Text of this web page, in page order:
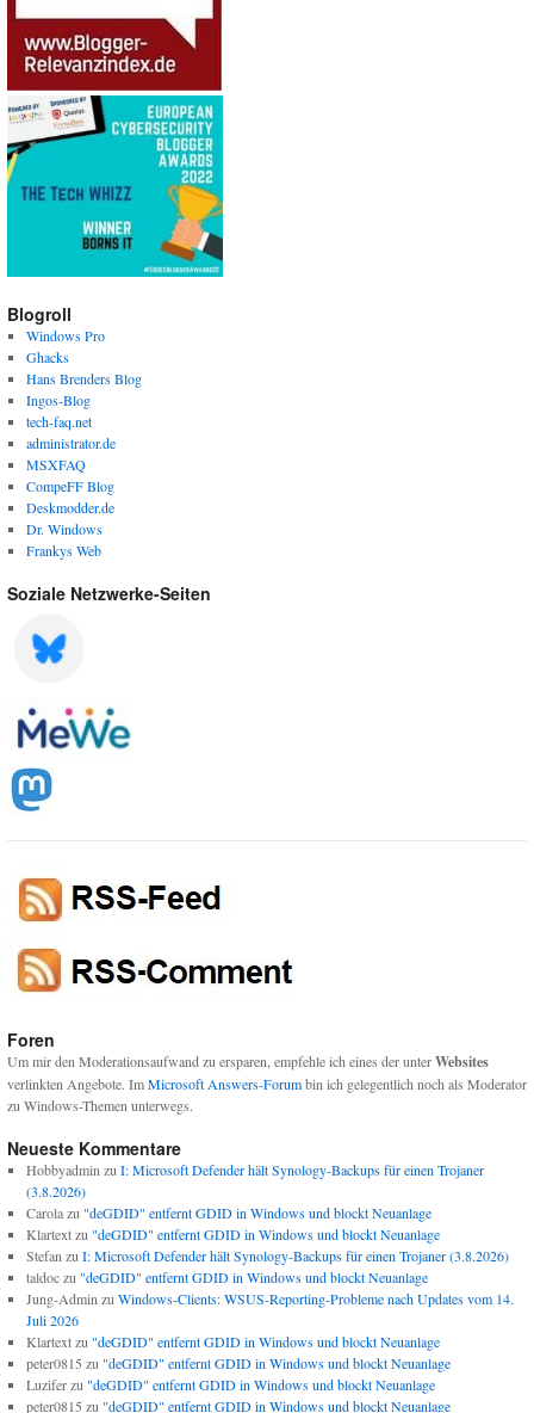
Blogroll
Windows Pro
Ghacks
Hans Brenders Blog
Ingos-Blog
tech-faq.net
administrator.de
MSXFAQ
CompeFF Blog
Deskmodder.de
Dr. Windows
Frankys Web
Soziale Netzwerke-Seiten
Foren
Um mir den Moderationsaufwand zu ersparen, empfehle ich eines der unterWebsites
verlinkten Angebote. ImMicrosoft Answers-Forumbin ich gelegentlich noch als Moderator
zu Windows-Themen unterwegs.
Neueste Kommentare
Hobbyadmin zu I: Microsoft Defender hält Synology-Backups für einen Trojaner
(3.8.2026)
Carolazu "deGDID" entfernt GDID in Windows und blockt Neuanlage
Klartextzu "deGDID" entfernt GDID in Windows und blockt Neuanlage
Stefan zu I: Microsoft Defender hält Synology-Backups für einen Trojaner (3.8.2026)
taldoczu "deGDID" entfernt GDID in Windows und blockt Neuanlage
Jung-Admin zu Windows-Clients: WSUS-Reporting-Probleme nach Updates vom 14.
Juli 2026
Klartextzu "deGDID" entfernt GDID in Windows und blockt Neuanlage
peter0815 zu "deGDID" entfernt GDID in Windows und blockt Neuanlage
Luziferzu "deGDID" entfernt GDID in Windows und blockt Neuanlage
peter0815 zu "deGDID" entfernt GDID in Windows und blockt Neuanlage